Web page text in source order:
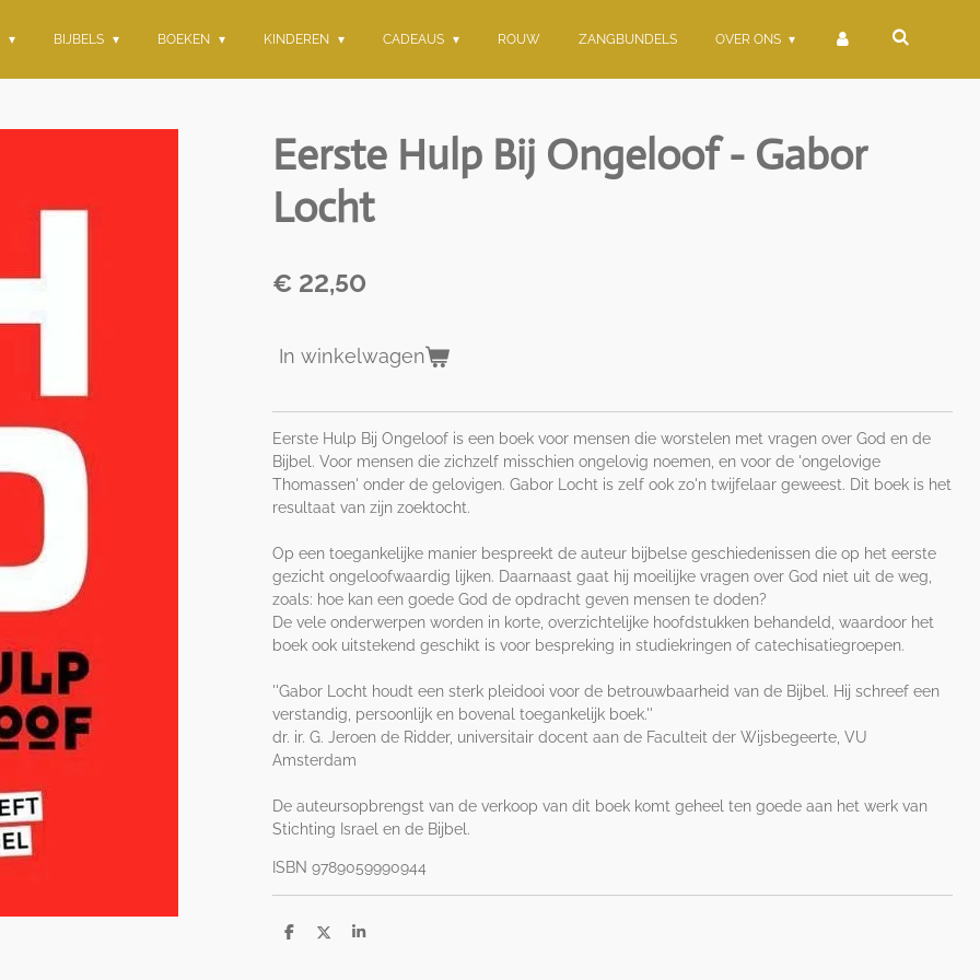
BIJBELS BOEKEN KINDEREN CADEAUS ROUW ZANGBUNDELS OVER ONS
Eerste Hulp Bij Ongeloof - Gabor
Locht
€ 22,50
In winkelwagen
Eerste Hulp Bij Ongeloof is een boek voor mensen die worstelen met vragen over God en de
Bijbel. Voor mensen die zichzelf misschien ongelovig noemen, en voor de 'ongelovige
Thomassen' onder de gelovigen. Gabor Locht is zelf ook zo'n twijfelaar geweest. Dit boek is het
resultaat van zijn zoektocht.
Op een toegankelijke manier bespreekt de auteur bijbelse geschiedenissen die op het eerste
gezicht ongeloofwaardig lijken. Daarnaast gaat hij moeilijke vragen over God niet uit de weg,
zoals: hoe kan een goede God de opdracht geven mensen te doden?
De vele onderwerpen worden in korte, overzichtelijke hoofdstukken behandeld, waardoor het
boek ook uitstekend geschikt is voor bespreking in studiekringen of catechisatiegroepen.
''Gabor Locht houdt een sterk pleidooi voor de betrouwbaarheid van de Bijbel. Hij schreef een
verstandig, persoonlijk en bovenal toegankelijk boek.''
dr. ir. G. Jeroen de Ridder, universitair docent aan de Faculteit der Wijsbegeerte, VU
Amsterdam
De auteursopbrengst van de verkoop van dit boek komt geheel ten goede aan het werk van
Stichting Israel en de Bijbel.
ISBN 9789059990944
D
D
S